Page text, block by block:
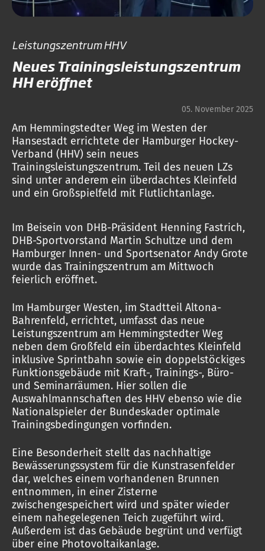
Leistungszentrum HHV
Neues Trainingsleistungszentrum
HH eröffnet
05. November 2025
Am Hemmingstedter Weg im Westen der
Hansestadt errichtete der Hamburger Hockey-
Verband (HHV) sein neues
Trainingsleistungszentrum. Teil des neuen LZs
sind unter anderem ein überdachtes Kleinfeld
und ein Großspielfeld mit Flutlichtanlage.
Im Beisein von DHB-Präsident Henning Fastrich,
DHB-Sportvorstand Martin Schultze und dem
Hamburger Innen- und Sportsenator Andy Grote
wurde das Trainingszentrum am Mittwoch
feierlich eröffnet.
Im Hamburger Westen, im Stadtteil Altona-
Bahrenfeld, errichtet, umfasst das neue
Leistungszentrum am Hemmingstedter Weg
neben dem Großfeld ein überdachtes Kleinfeld
inklusive Sprintbahn sowie ein doppelstöckiges
Funktionsgebäude mit Kraft-, Trainings-, Büro-
und Seminarräumen. Hier sollen die
Auswahlmannschaften des HHV ebenso wie die
Nationalspieler der Bundeskader optimale
Trainingsbedingungen vorfinden.
Eine Besonderheit stellt das nachhaltige
Bewässerungssystem für die Kunstrasenfelder
dar, welches einem vorhandenen Brunnen
entnommen, in einer Zisterne
zwischengespeichert wird und später wieder
einem nahegelegenen Teich zugeführt wird.
Außerdem ist das Gebäude begrünt und verfügt
über eine Photovoltaikanlage.